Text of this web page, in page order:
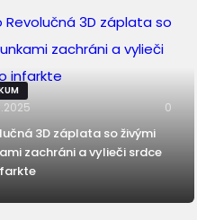
0
3D záplata so živými
zachráni a vylieči srdce